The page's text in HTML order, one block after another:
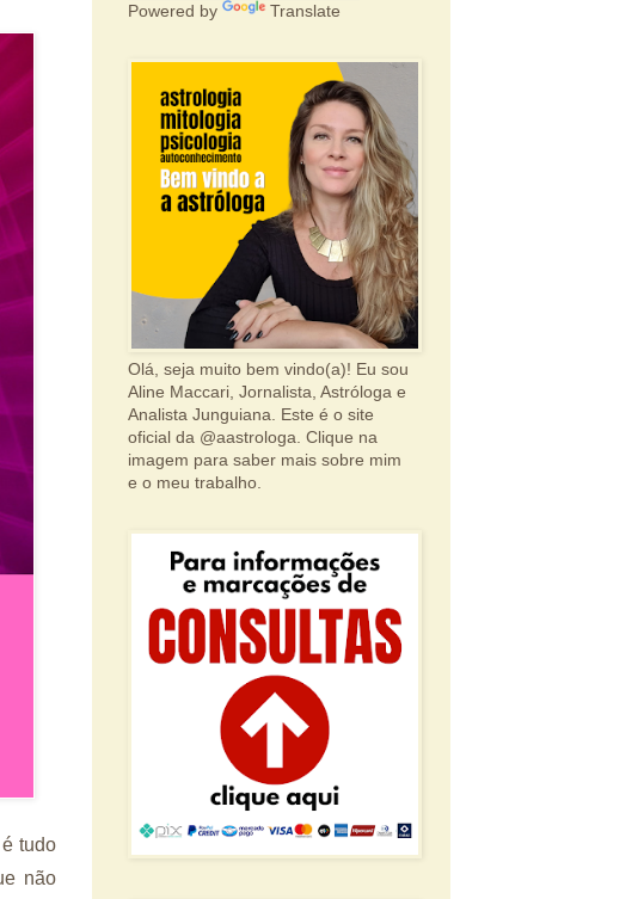
tudo
não
Powered by Translate
Olá, seja muito bem vindo(a)! Eu sou
Aline Maccari, Jornalista, Astróloga e
Analista Junguiana. Este é o site
oficial da @aastrologa. Clique na
imagem para saber mais sobre mim
e o meu trabalho.